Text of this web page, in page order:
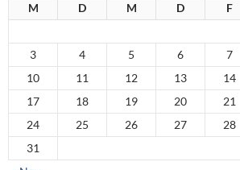
M D M D F
3
4 5 6 7
10
11 12 13 14
17
18 19 20 21
24
25 26 27 28
31